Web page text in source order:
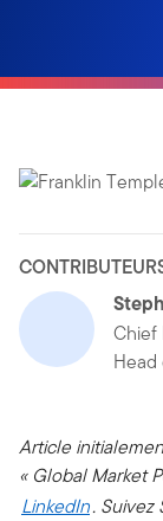
Chief
Article
« Global Market
LinkedIn. Suivez